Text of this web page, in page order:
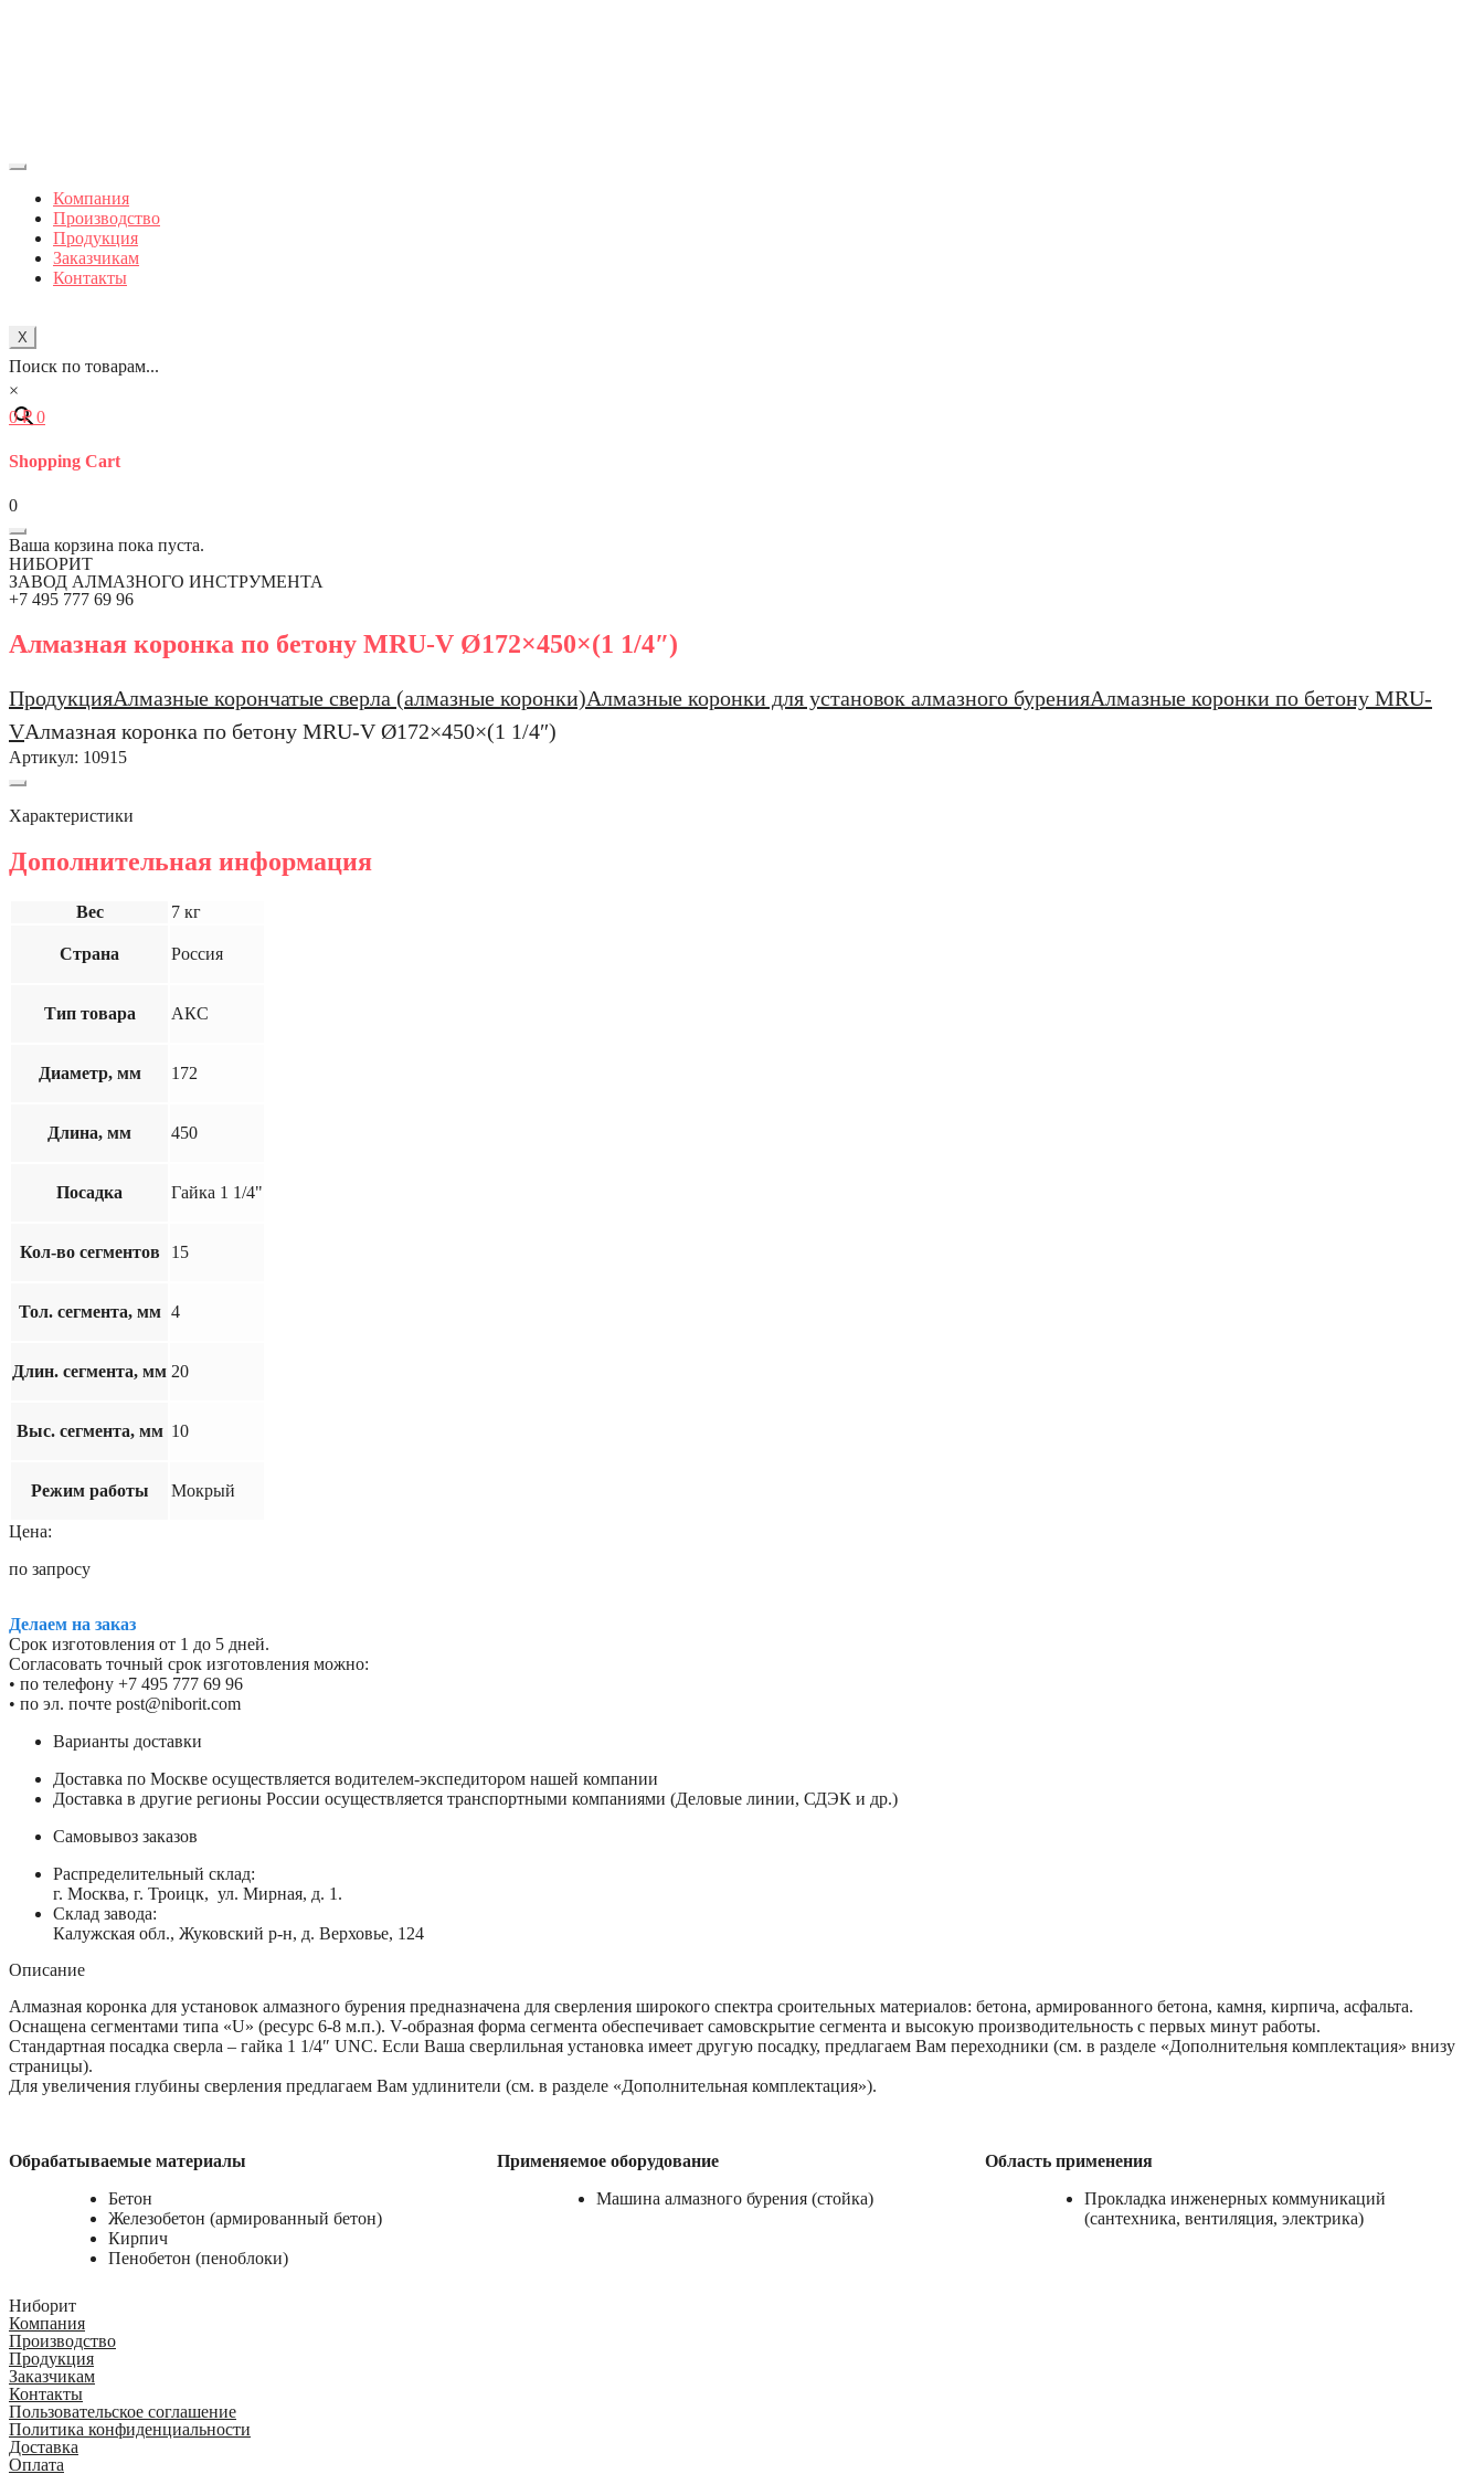
Компания
Производство
Продукция
Заказчикам
Контакты
X
Поиск по товарам...
×
0₽ 0
Shopping Cart
0
Ваша корзина пока пуста.
НИБОРИТ
ЗАВОД АЛМАЗНОГО ИНСТРУМЕНТА
+7 495 777 69 96
Алмазная коронка по бетону MRU-V Ø172×450×(1 1/4″)
ПродукцияАлмазные корончатые сверла (алмазные коронки)Алмазные коронки для установок алмазного буренияАлмазные коронки по бетону MRU-
VАлмазная коронка по бетону MRU-V Ø172×450×(1 1/4″)
Артикул: 10915
Характеристики
Дополнительная информация
Вес 7 кг
Страна Россия
Тип товара АКС
Диаметр, мм 172
Длина, мм 450
Посадка Гайка 1 1/4"
Кол-во сегментов 15
Тол. сегмента, мм 4
Длин. сегмента, мм 20
Выс. сегмента, мм 10
Режим работы Мокрый
Цена:
по запросу
Делаем на заказ
Срок изготовления от 1 до 5 дней.
Согласовать точный срок изготовления можно:
• по телефону +7 495 777 69 96
• по эл. почте post@niborit.com
Варианты доставки
Доставка по Москве осуществляется водителем-экспедитором нашей компании
Доставка в другие регионы России осуществляется транспортными компаниями (Деловые линии, СДЭК и др.)
Самовывоз заказов
Распределительный склад:
г. Москва, г. Троицк, ул. Мирная, д. 1.
Склад завода:
Калужская обл., Жуковский р-н, д. Верховье, 124
Описание
Алмазная коронка для установок алмазного бурения предназначена для сверления широкого спектра сроительных материалов: бетона, армированного бетона, камня, кирпича, асфальта.
Оснащена сегментами типа «U» (ресурс 6-8 м.п.). V-образная форма сегмента обеспечивает самовскрытие сегмента и высокую производительность с первых минут работы.
Стандартная посадка сверла – гайка 1 1/4″ UNC. Если Ваша сверлильная установка имеет другую посадку, предлагаем Вам переходники (см. в разделе «Дополнительня комплектация» внизу
страницы).
Для увеличения глубины сверления предлагаем Вам удлинители (см. в разделе «Дополнительная комплектация»).
Обрабатываемые материалы
Бетон
Железобетон (армированный бетон)
Кирпич
Пенобетон (пеноблоки)
Применяемое оборудование
Машина алмазного бурения (стойка)
Область применения
Прокладка инженерных коммуникаций
(сантехника, вентиляция, электрика)
Ниборит
Компания
Производство
Продукция
Заказчикам
Контакты
Пользовательское соглашение
Политика конфиденциальности
Доставка
Оплата